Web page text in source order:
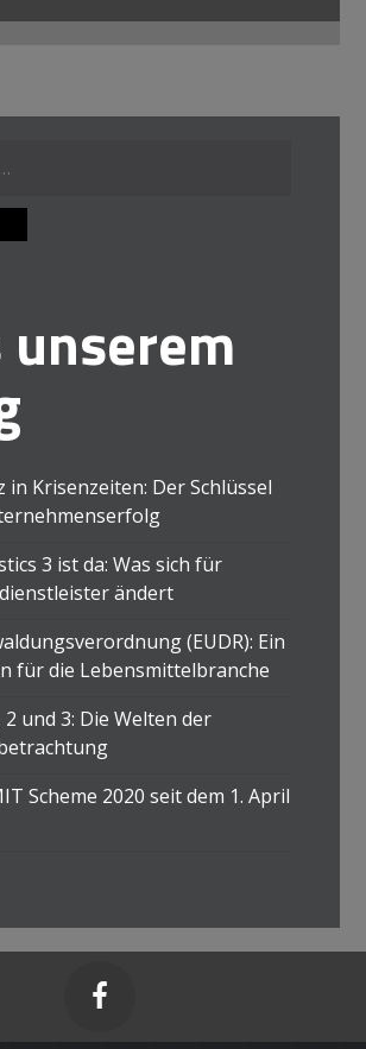
unserem
in Krisenzeiten: Der Schlüssel
3 ist da: Was sich für
ändert
(EUDR): Ein
für die Lebensmittelbranche
2 und 3: Die Welten der
Scheme 2020 seit dem 1. April
